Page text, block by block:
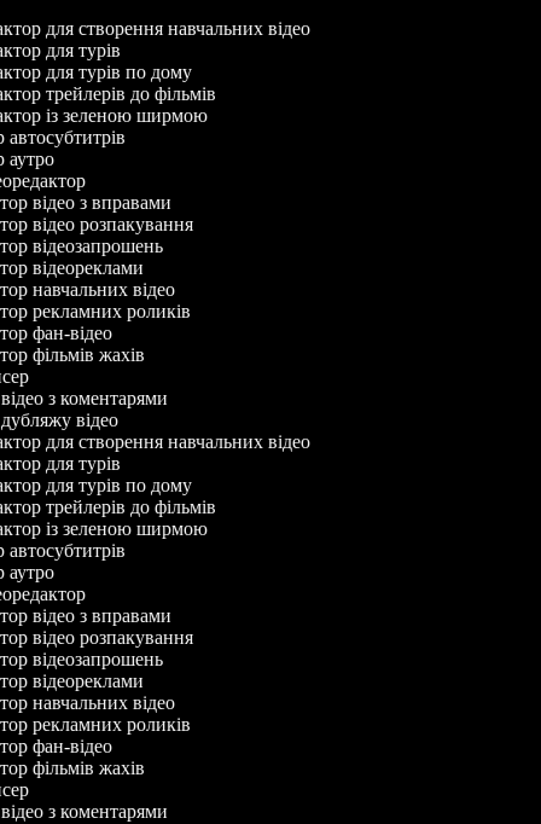
для створення навчальних відео
для турів
для турів по дому
трейлерів до фільмів
із зеленою ширмою
автосубтитрів
аутро
відео з вправами
відео розпакування
відеозапрошень
відеореклами
навчальних відео
рекламних роликів
фан-відео
фільмів жахів
відео з коментарями
дубляжу відео
для створення навчальних відео
для турів
для турів по дому
трейлерів до фільмів
із зеленою ширмою
автосубтитрів
аутро
відео з вправами
відео розпакування
відеозапрошень
відеореклами
навчальних відео
рекламних роликів
фан-відео
фільмів жахів
відео з коментарями